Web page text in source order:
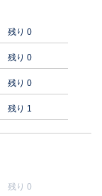
残り 0
残り 0
残り 0
残り 1
残り 0